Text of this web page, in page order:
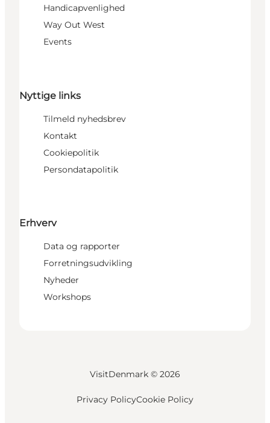
Handicapvenlighed
Way Out West
Events
Nyttige links
Tilmeld nyhedsbrev
Kontakt
Cookiepolitik
Persondatapolitik
Erhverv
Data og rapporter
Forretningsudvikling
Nyheder
Workshops
VisitDenmark © 2026
Privacy PolicyCookie Policy